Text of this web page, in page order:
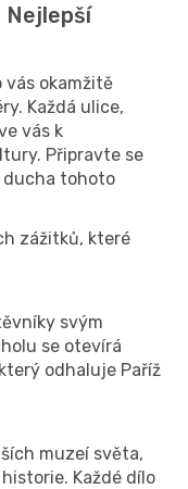
Nejlepší
vás okamžitě
Každá ulice,
vás k
Připravte se
ducha tohoto
zážitků, které
svým
se otevírá
odhaluje Paříž
muzeí světa,
Každé dílo